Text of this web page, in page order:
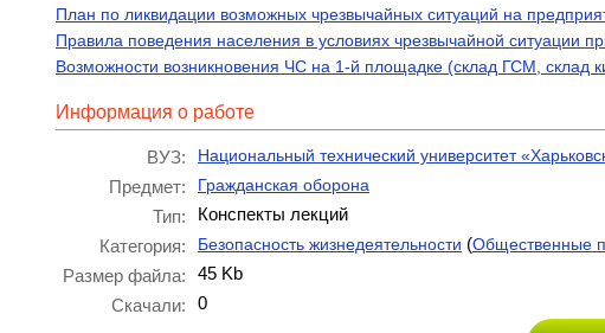
План по ликвидации возможных чрезвычайных ситуаций на
Правила поведения населения в условиях чрезвычайной ситуации
Возможности возникновения ЧС на 1-й площадке (склад ГСМ, склад
Информация о работе
ВУЗ: Национальный технический университет
Предмет: Гражданская оборона
Тип:
Конспекты лекций
Категория:
Безопасность жизнедеятельности (Общественные
Размер файла:
45 Kb
Скачали:
0